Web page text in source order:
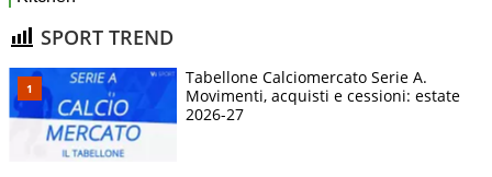
SPORT TREND
Tabellone Calciomercato Serie A.
Movimenti, acquisti e cessioni: estate
2026-27